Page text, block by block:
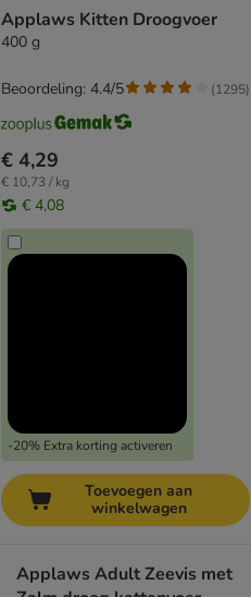
Applaws Kitten Droogvoer
400 g
€ 4,29
€ 10,73 / kg
€ 4,08
-20% Extra korting activeren
Beoordeling: 4.4/5 (1295)
Toevoegen aan
winkelwagen
Applaws Adult Zeevis met